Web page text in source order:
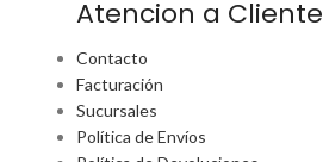
Atencion a Cliente
Contacto
Facturación
Sucursales
Política de Envíos